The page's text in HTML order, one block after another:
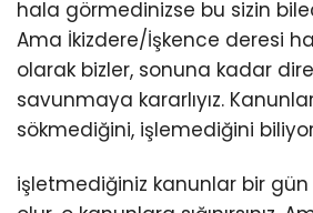
hala görmedinizse bu sizin
Ama İkizdere/İşkence deresi
olarak bizler, sonuna kadar
savunmaya kararlıyız.
sökmediğini, işlemediğini
işletmediğiniz kanunlar bir gün